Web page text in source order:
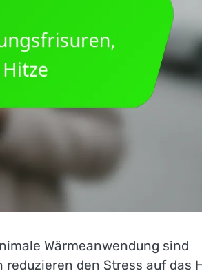
Wärmeanwendung sind
den Stress auf das